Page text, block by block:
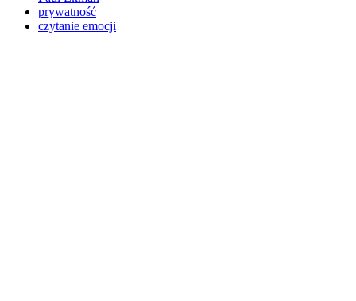
prywatność
czytanie emocji